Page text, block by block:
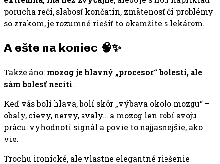
porucha reči, slabosť končatín, zmätenosť či problémy
so zrakom, je rozumné riešiť to okamžite s lekárom.
A ešte na koniec 🧠✨
Takže áno: mozog je hlavný „procesor“ bolesti, ale
sám bolesť necíti.
Keď vás bolí hlava, bolí skôr „výbava okolo mozgu“ –
obaly, cievy, nervy, svaly… a mozog len robí svoju
prácu: vyhodnotí signál a povie to najjasnejšie, ako
vie.
Trochu ironické, ale vlastne elegantné riešenie